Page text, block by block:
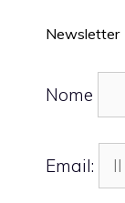
Newsletter
Nome
Email: